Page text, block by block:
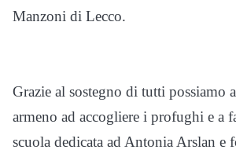
Manzoni di Lecco.
Grazie al sostegno di tutti possiamo
armeno ad accogliere i profughi e a
scuola dedicata ad Antonia Arslan e